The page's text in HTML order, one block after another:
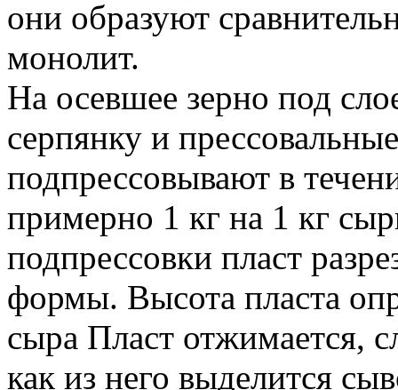
они образуют
монолит.
На осевшее зерно под
серпянку и
подпрессовывают в
примерно 1 кг на 1 кг
подпрессовки пласт
формы. Высота пласта
сыра Пласт отжимается,
как из него выделится